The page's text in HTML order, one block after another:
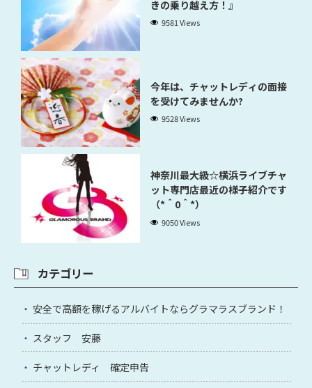
きの乗り越え方！』
9581 Views
今年は、チャットレディの面接
を受けてみませんか?
9528 Views
神奈川最大級☆横浜ライブチャ
ット専門店最近の様子紹介です
（*＾0＾*）
9050 Views
カテゴリー
安全で高額を稼げるアルバイトならグラマラスブランド！
スタッフ 安藤
チャットレディ 確定申告